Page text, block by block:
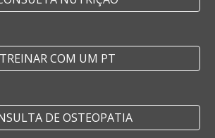
TREINAR COM UM PT
DE OSTEOPATIA